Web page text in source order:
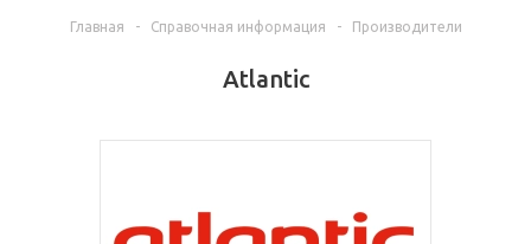
Главная - Справочная информация - Производители
Atlantic